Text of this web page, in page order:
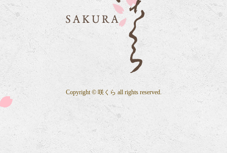
Copyright © 咲くら all rights reserved.